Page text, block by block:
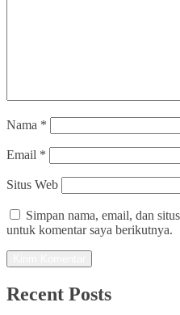
Nama *
Email *
Situs Web
Simpan nama, email, dan
untuk komentar saya berikutnya.
Recent Posts